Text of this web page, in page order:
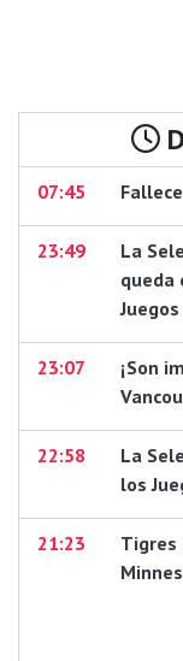
07:45
23:49
La
queda
23:07
¡Son
22:58
La
los
21:23
Tigres